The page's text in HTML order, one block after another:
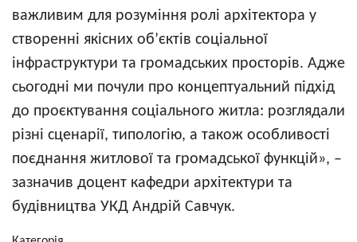
важливим для розуміння ролі архітектора у
створенні якісних об’єктів соціальної
інфраструктури та громадських просторів. Адже
сьогодні ми почули про концептуальний підхід
до проєктування соціального житла: розглядали
різні сценарії, типологію, а також особливості
поєднання житлової та громадської функцій», –
зазначив доцент кафедри архітектури та
будівництва УКД Андрій Савчук.